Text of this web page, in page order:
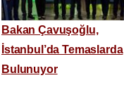
Bakan Çavuşoğlu,
İstanbul’da Temaslarda
Bulunuyor